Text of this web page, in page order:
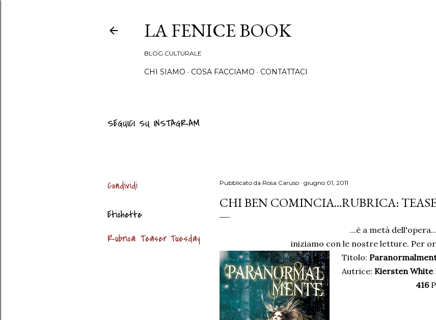
LA FENICE BOOK
BLOG CULTURALE
CHI SIAMO COSA FACCIAMO CONTATTACI
SEGUICI SU INSTAGRAM
Condividi
Etichette
Rubrica: Teaser Tuesday
Pubblicato da Rosa Caruso giugno 01, 2011
CHI BEN COMINCIA...RUBRICA:
...è a metà dell'opera...
iniziamo con le nostre letture. Per
Titolo:
Autrice: Kiersten White
416